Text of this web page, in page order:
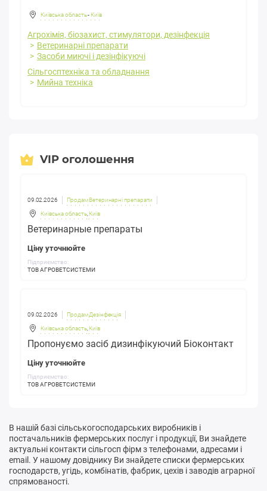
Київська область- Київ
Агрохімія, біозахист, стимулятори, дезінфекція
Ветеринарні препарати
Засоби миючі і дезінфікуючі
Сільгосптехніка та обладнання
Мийна техніка
VIP оголошення
09.02.2026 Продам Ветеринарні препарати
Київська область, Київ
Ветеринарные препараты
Ціну уточнюйте
Підприємство:
ТОВ АГРОВЕТСИСТЕМИ
09.02.2026 Продам Дезінфекція
Київська область, Київ
Пропонуємо засіб дизинфікуючий Біоконтакт
Ціну уточнюйте
Підприємство:
ТОВ АГРОВЕТСИСТЕМИ
В нашій базі сільськогосподарських виробників і
постачальників фермерських послуг і продукції, Ви знайдете
актуальні контакти сільгосп фірм з телефонами, адресами і
email. У нашому довіднику Ви знайдете списки фермерських
господарств, угідь, комбінатів, фабрик, цехів і заводів аграрної
спрямованості.